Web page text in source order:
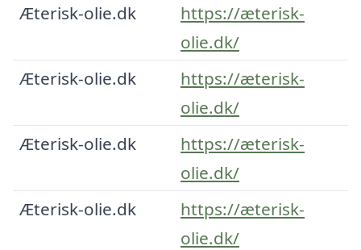
Æterisk-olie.dk
https://æterisk-
olie.dk/
Æterisk-olie.dk
https://æterisk-
olie.dk/
Æterisk-olie.dk
https://æterisk-
olie.dk/
Æterisk-olie.dk
https://æterisk-
olie.dk/